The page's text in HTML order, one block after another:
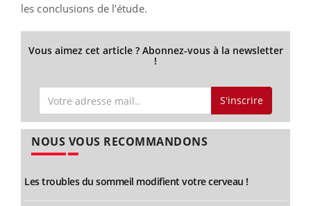
les conclusions de l’étude.
Vous aimez cet article ? Abonnez-vous à la newsletter
!
S'inscrire
NOUS VOUS RECOMMANDONS
Les troubles du sommeil modifient votre cerveau !